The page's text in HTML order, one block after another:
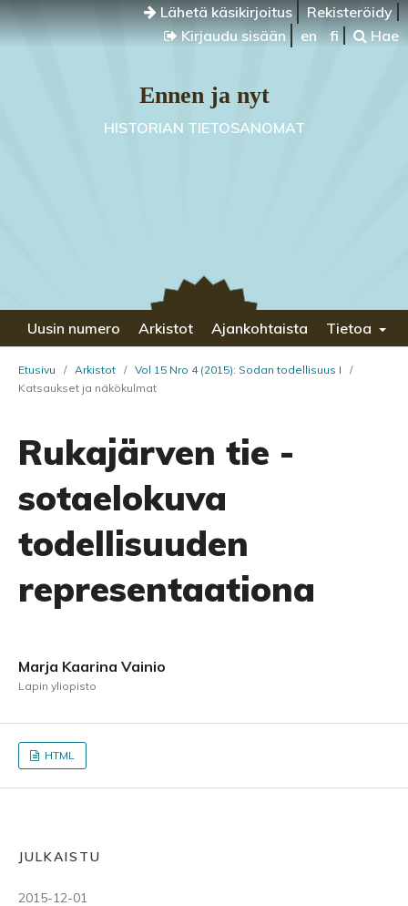
Lähetä käsikirjoitus
Rekisteröidy
Kirjaudu sisään
en fi Hae
Ennen ja nyt
HISTORIAN TIETOSANOMAT
Uusin numero Arkistot Ajankohtaista Tietoa
Etusivu / Arkistot / Vol 15 Nro 4 (2015): Sodan todellisuus I
/
Katsaukset ja näkökulmat
Rukajärven tie -
sotaelokuva
todellisuuden
representaationa
Marja Kaarina Vainio
Lapin yliopisto
HTML
JULKAISTU
2015-12-01